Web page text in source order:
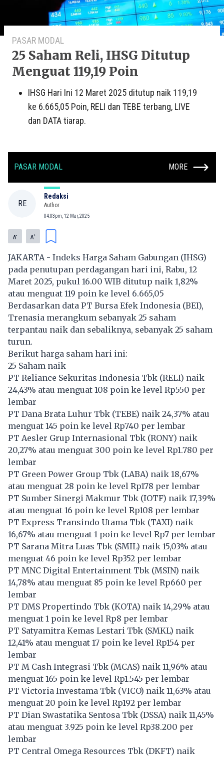
PASAR MODAL
25 Saham Reli, IHSG Ditutup
Menguat 119,19 Poin
IHSG Hari Ini 12 Maret 2025 ditutup naik 119,19
ke 6.665,05 Poin, RELI dan TEBE terbang, LIVE
dan DATA tiarap.
PASAR MODAL MORE
RE
Redaksi
Author
04:03pm, 12 Mar, 2025
A- A+
JAKARTA - Indeks Harga Saham Gabungan (IHSG)
pada penutupan perdagangan hari ini, Rabu, 12
Maret 2025, pukul 16.00 WIB ditutup naik 1,82%
atau menguat 119 poin ke level 6.665,05
Berdasarkan data PT Bursa Efek Indonesia (BEI),
Trenasia merangkum sebanyak 25 saham
terpantau naik dan sebaliknya, sebanyak 25 saham
turun.
Berikut harga saham hari ini:
25 Saham naik
PT Reliance Sekuritas Indonesia Tbk (RELI) naik
24,43% atau menguat 108 poin ke level Rp550 per
lembar
PT Dana Brata Luhur Tbk (TEBE) naik 24,37% atau
menguat 145 poin ke level Rp740 per lembar
PT Aesler Grup Internasional Tbk (RONY) naik
20,27% atau menguat 300 poin ke level Rp1.780 per
lembar
PT Green Power Group Tbk (LABA) naik 18,67%
atau menguat 28 poin ke level Rp178 per lembar
PT Sumber Sinergi Makmur Tbk (IOTF) naik 17,39%
atau menguat 16 poin ke level Rp108 per lembar
PT Express Transindo Utama Tbk (TAXI) naik
16,67% atau menguat 1 poin ke level Rp7 per lembar
PT Sarana Mitra Luas Tbk (SMIL) naik 15,03% atau
menguat 46 poin ke level Rp352 per lembar
PT MNC Digital Entertainment Tbk (MSIN) naik
14,78% atau menguat 85 poin ke level Rp660 per
lembar
PT DMS Propertindo Tbk (KOTA) naik 14,29% atau
menguat 1 poin ke level Rp8 per lembar
PT Satyamitra Kemas Lestari Tbk (SMKL) naik
12,41% atau menguat 17 poin ke level Rp154 per
lembar
PT M Cash Integrasi Tbk (MCAS) naik 11,96% atau
menguat 165 poin ke level Rp1.545 per lembar
PT Victoria Investama Tbk (VICO) naik 11,63% atau
menguat 20 poin ke level Rp192 per lembar
PT Dian Swastatika Sentosa Tbk (DSSA) naik 11,45%
atau menguat 3.925 poin ke level Rp38.200 per
lembar
PT Central Omega Resources Tbk (DKFT) naik